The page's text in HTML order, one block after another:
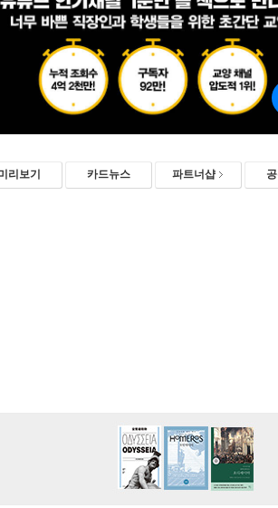
리보기 카드뉴스 파트너샵